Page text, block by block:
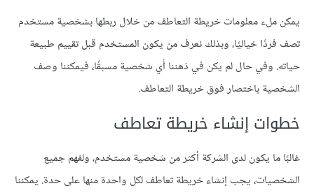
يمكن ملء معلومات خريطة التعاطف من خلال ربطها بشخصية مستخدم
تصف فردًا خياليًا، وبذلك نعرف من يكون المستخدم قبل تقييم طبيعة
حياته. وفي حال لم يكن في ذهننا أي شخصية مسبقًا، فيمكننا وصف
الشخصية باختصار فوق خريطة التعاطف.
خطوات إنشاء خريطة تعاطف
غالبًا ما يكون لدى الشركة أكثر من شخصية مستخدم، ولفهم جميع
الشخصيات، يجب إنشاء خريطة تعاطف لكل واحدة منها على حدة. يمكننا